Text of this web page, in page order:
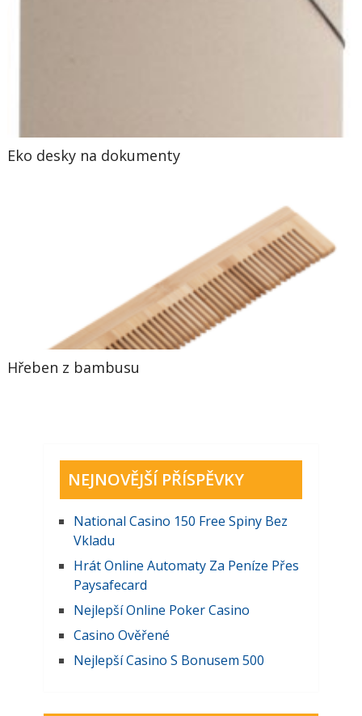
Eko desky na dokumenty
Hřeben z bambusu
NEJNOVĚJŠÍ PŘÍSPĚVKY
National Casino 150 Free Spiny Bez
Vkladu
Hrát Online Automaty Za Peníze Přes
Paysafecard
Nejlepší Online Poker Casino
Casino Ověřené
Nejlepší Casino S Bonusem 500